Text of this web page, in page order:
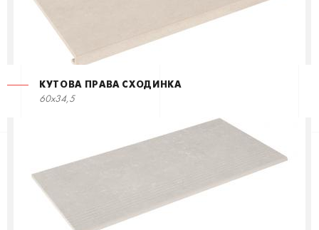
КУТОВА ПРАВА СХОДИНКА
60x34,5